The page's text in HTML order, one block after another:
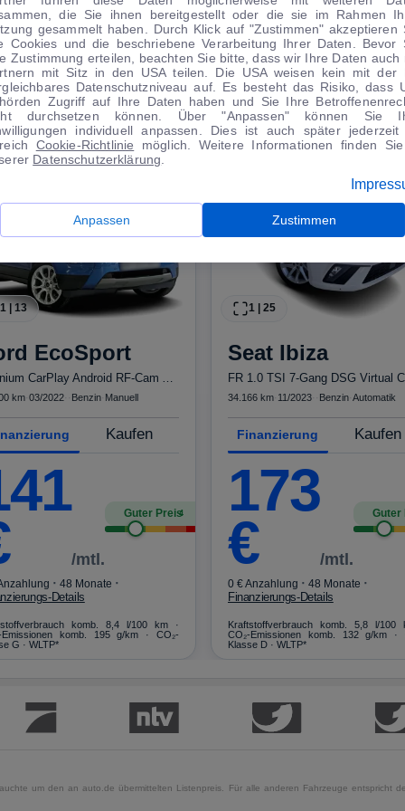
TIPPS VOM AUTOMARKT
1 13
EcoSport
km 03/2022 Benzin Manuell
Kaufen
/mtl.
Guter Preis4
· 48 Monate ·
Details
komb. 8,4 l/100 km ·
Emissionen komb. 195 g/km · CO₂-
G · WLTP*
1 25
Seat Ibiza
34.166 km 11/2023 Benzin Automatik
Finanzierung Kaufen
173
€ /mtl.
Guter
0 € Anzahlung · 48 Monate ·
Finanzierungs-Details
Kraftstoffverbrauch komb. 5,8 l/100
CO₂-Emissionen komb. 132 g/km ·
Klasse D · WLTP*
um den an auto.de übermittelten Listenpreis. Für alle anderen Fahrzeuge entspricht
die Sie ihnen bereitgestellt oder die sie im Rahmen
gesammelt haben. Durch Klick auf "Zustimmen" akzeptieren
Cookies und die beschriebene Verarbeitung Ihrer Daten. Bevor
Zustimmung erteilen, beachten Sie bitte, dass wir Ihre Daten auch
mit Sitz in den USA teilen. Die USA weisen kein mit der
Datenschutzniveau auf. Es besteht das Risiko, dass
Zugriff auf Ihre Daten haben und Sie Ihre
durchsetzen können. Über "Anpassen" können Sie
individuell anpassen. Dies ist auch später jederzeit
Cookie-Richtlinie möglich. Weitere Informationen finden
Datenschutzerklärung
Anpassen Zustimmen